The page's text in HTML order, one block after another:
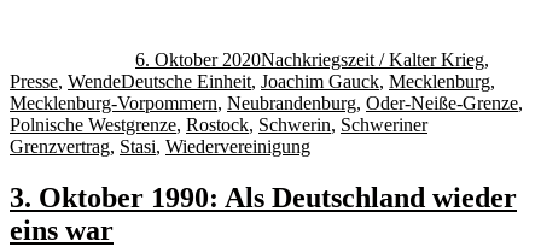
6. Oktober 2020Nachkriegszeit / Kalter Krieg,
Presse, WendeSchlagwörter
Deutsche Einheit, Joachim Gauck, Mecklenburg,
Mecklenburg-Vorpommern, Neubrandenburg, Oder-Neiße-Grenze,
Polnische Westgrenze, Rostock, Schwerin, Schweriner
Grenzvertrag, Stasi, Wiedervereinigung
3. Oktober 1990: Als Deutschland wieder
eins war